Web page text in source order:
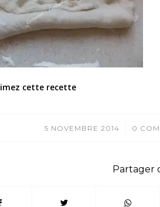
cette recette
5 NOVEMBRE 2014
/ 0
Partager